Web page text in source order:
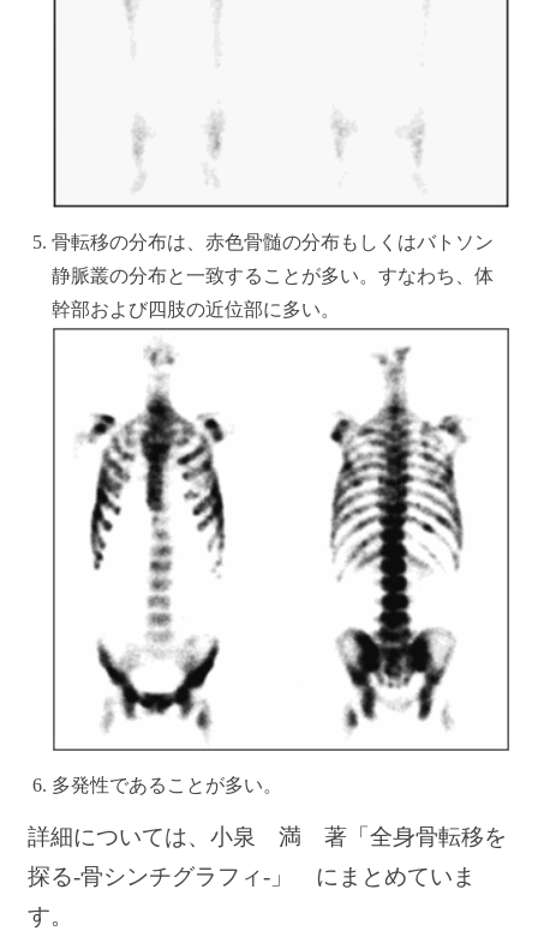
骨転移の分布は、赤色骨髄の分布もしくはバトソン
静脈叢の分布と一致することが多い。すなわち、体
幹部および四肢の近位部に多い。
多発性であることが多い。
詳細については、小泉 満 著「全身骨転移を
探る-骨シンチグラフィ-」 にまとめていま
す。